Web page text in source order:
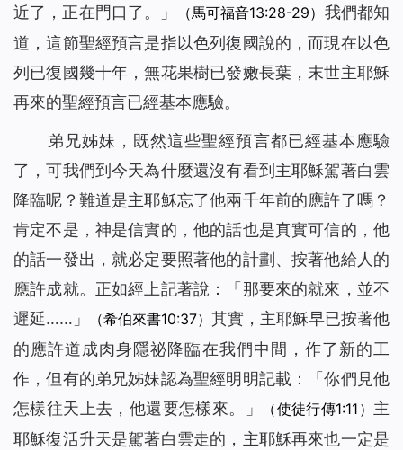
近了，正在門口了。
」 （馬可福音13:28-29） 我們都知
道，這節聖經預言是指以色列復國說的，而現在以色
列已復國幾十年，無花果樹已發嫩長葉，末世主耶穌
再來的聖經預言已經基本應驗。
弟兄姊妹，既然這些聖經預言都已經基本應驗
了，可我們到今天為什麼還沒有看到主耶穌駕著白雲
降臨呢？難道是主耶穌忘了他兩千年前的應許了嗎？
肯定不是，神是信實的，他的話也是真實可信的，他
的話一發出，就必定要照著他的計劃、按著他給人的
應許成就。正如經上記著說：「 那要來的就來，並不
遲延……」 （希伯來書10:37） 其實，主耶穌早已按著他
的應許道成肉身隱祕降臨在我們中間，作了新的工
作，但有的弟兄姊妹認為聖經明明記載：「你們見他
怎樣往天上去，他還要怎樣來。」
（使徒行傳1:11） 主
耶穌復活升天是駕著白雲走的，主耶穌再來也一定是